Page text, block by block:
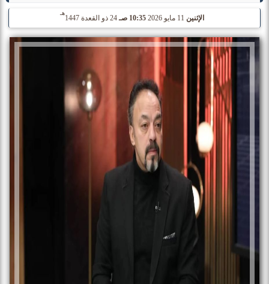
الإثنين 10:35 صـ 24 ذو القعدة 1447
هـ